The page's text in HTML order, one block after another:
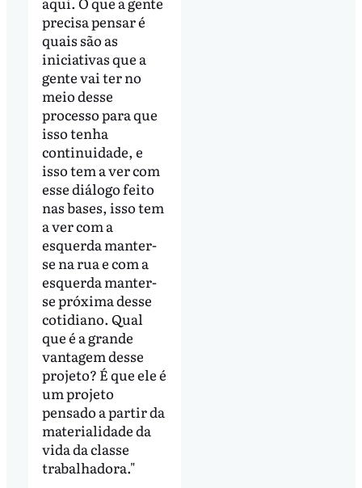
precisa pensar é
quais são as
iniciativas que a
gente vai ter no
meio desse
processo para que
isso tenha
continuidade, e
isso tem a ver com
esse diálogo feito
nas bases, isso tem
a ver com a
esquerda manter-
se na rua e com a
esquerda manter-
se próxima desse
cotidiano. Qual
que é a grande
vantagem desse
projeto? É que ele é
um projeto
pensado a partir da
materialidade da
vida da classe
trabalhadora."